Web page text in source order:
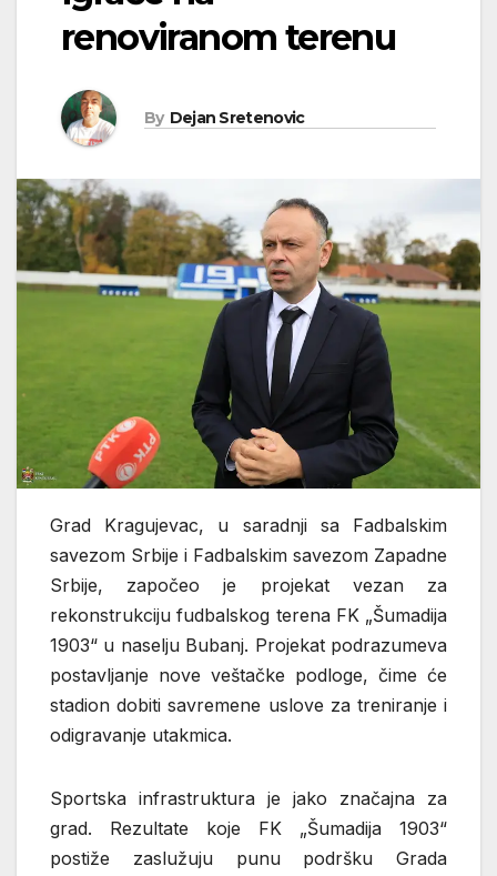
renoviranom terenu
By Dejan Sretenovic
Grad Kragujevac, u saradnji sa Fadbalskim
savezom Srbije i Fadbalskim savezom Zapadne
Srbije, započeo je projekat vezan za
rekonstrukciju fudbalskog terena FK „Šumadija
1903“ u naselju Bubanj. Projekat podrazumeva
postavljanje nove veštačke podloge, čime će
stadion dobiti savremene uslove za treniranje i
odigravanje utakmica.
Sportska infrastruktura je jako značajna za
grad. Rezultate koje FK „Šumadija 1903“
postiže zaslužuju punu podršku Grada